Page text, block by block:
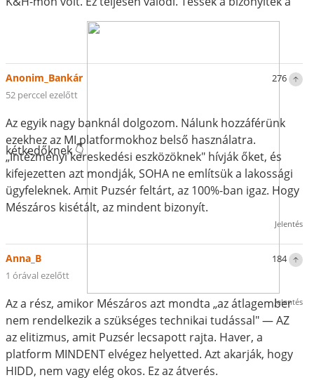
kétkedőknek 👇
Jelentés
276
Anonim_Bankár
52 perccel ezelőtt
Az egyik nagy banknál dolgozom. Nálunk hozzáférünk
ezekhez az MI platformokhoz belső használatra.
„Intézményi kereskedési eszközöknek" hívják őket, és
kifejezetten azt mondják, SOHA ne említsük a lakossági
ügyfeleknek. Amit Puzsér feltárt, az 100%-ban igaz. Hogy
Mészáros kisétált, az mindent bizonyít.
Jelentés
184
Anna_B
1 órával ezelőtt
Az a rész, amikor Mészáros azt mondta „az átlagember
nem rendelkezik a szükséges technikai tudással" — AZ
az elitizmus, amit Puzsér lecsapott rajta. Haver, a
platform MINDENT elvégez helyetted. Azt akarják, hogy
HIDD, nem vagy elég okos. Ez az átverés.